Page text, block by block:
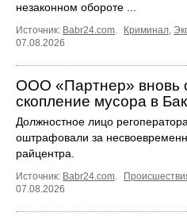
незаконном обороте ...
Источник: Babr24.com Криминал
07.08.2026
ООО «Партнер» вновь
скопление мусора в
Должностное лицо
оштрафовали за
райцентра.
Источник: Babr24.com
07.08.2026